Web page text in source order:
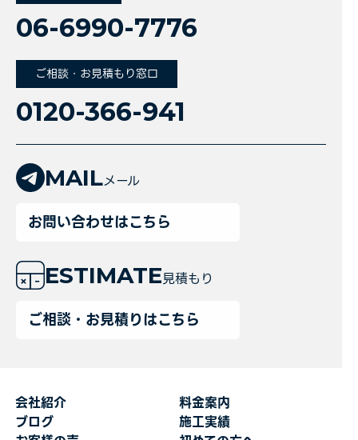
06-6990-7776
ご相談・お見積もり窓口
0120-366-941
MAILメール
お問い合わせはこちら
ESTIMATE見積もり
ご相談・お見積りはこちら
会社紹介
料金案内
ブログ
施工実績